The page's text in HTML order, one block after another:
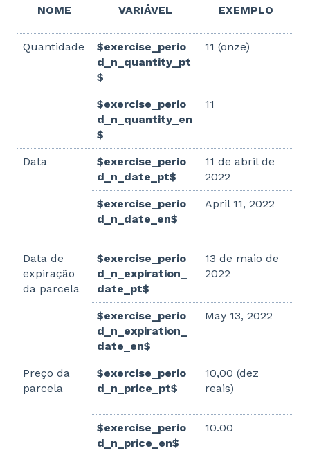
NOME VARIÁVEL EXEMPLO
Quantidade
$exercise_perio
d_n_quantity_pt
$
11 (onze)
$exercise_perio
d_n_quantity_en
$
11
Data
$exercise_perio
d_n_date_pt$
11 de abril de
2022
$exercise_perio
d_n_date_en$
April 11, 2022
Data de
expiração
da parcela
$exercise_perio
d_n_expiration_
date_pt$
13 de maio de
2022
$exercise_perio
d_n_expiration_
date_en$
May 13, 2022
Preço da
parcela
$exercise_perio
d_n_price_pt$
10,00 (dez
reais)
$exercise_perio
d_n_price_en$
10.00